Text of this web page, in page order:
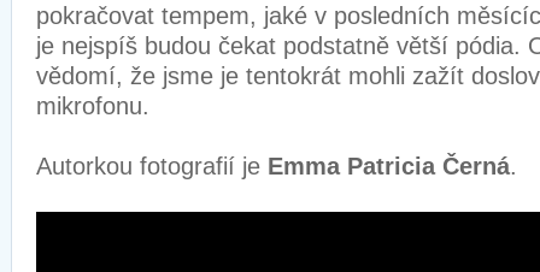
pokračovat tempem, jaké v posledních
je nejspíš budou čekat podstatně větší pódia.
vědomí, že jsme je tentokrát mohli zažít
mikrofonu.
Autorkou fotografií je Emma Patricia Černá.